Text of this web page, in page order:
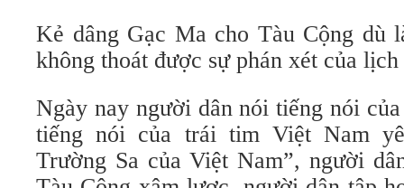
Kẻ dâng Gạc Ma cho Tàu Cộng dù
không thoát được sự phán xét của lịch
Ngày nay người dân nói tiếng nói
tiếng nói của trái tim Việt Nam
Trường Sa của Việt Nam”, người